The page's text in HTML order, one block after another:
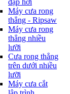
đạp hơi
Máy cưa rong
thẳng - Ripsaw
Máy cưa rong
thẳng nhiều
lưỡi
Cưa rong thẳng
trên dưới nhiều
lưỡi
Máy cưa cắt